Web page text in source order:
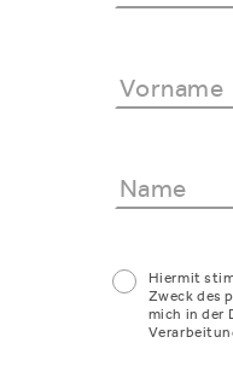
Hiermit
Zweck des
mich in der